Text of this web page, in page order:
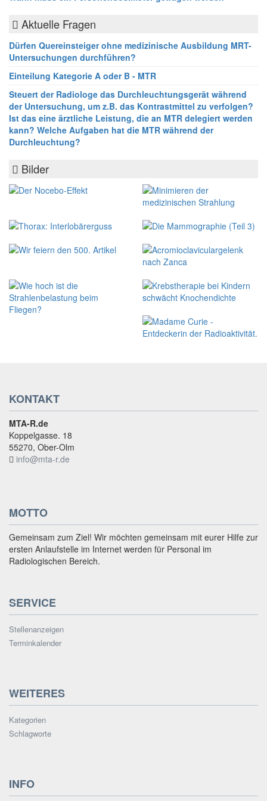
Aktuelle Fragen
Dürfen Quereinsteiger ohne medizinische Ausbildung MRT-
Untersuchungen durchführen?
Einteilung Kategorie A oder B - MTR
Steuert der Radiologe das Durchleuchtungsgerät während
der Untersuchung, um z.B. das Kontrastmittel zu verfolgen?
Ist das eine ärztliche Leistung, die an MTR delegiert werden
kann? Welche Aufgaben hat die MTR während der
Durchleuchtung?
Bilder
KONTAKT
MTA-R.de
Koppelgasse. 18
55270, Ober-Olm
info@mta-r.de
MOTTO
Gemeinsam zum Ziel! Wir möchten gemeinsam mit eurer Hilfe zur
ersten Anlaufstelle im Internet werden für Personal im
Radiologischen Bereich.
SERVICE
Stellenanzeigen
Terminkalender
WEITERES
Kategorien
Schlagworte
INFO